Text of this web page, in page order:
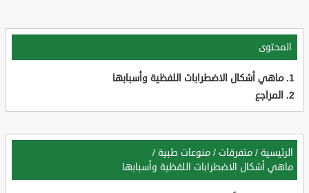
المحتوى
ماهي أشكال الاضطرابات اللفظية وأسبابها
المراجع
الرئيسية / متفرقات / منوعات طبية /
ماهي أشكال الاضطرابات اللفظية وأسبابها